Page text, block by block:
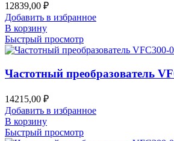
12839,00 ₽
Добавить в избранное
В корзину
Быстрый просмотр
Частотный преобразователь
14215,00 ₽
Добавить в избранное
В корзину
Быстрый просмотр